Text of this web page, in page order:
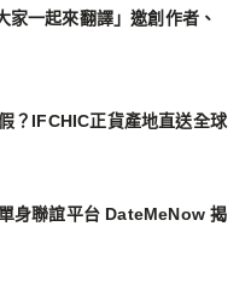
家一起來翻譯」邀創作者、
？IFCHIC正貨產地直送全球
身聯誼平台 DateMeNow 揭